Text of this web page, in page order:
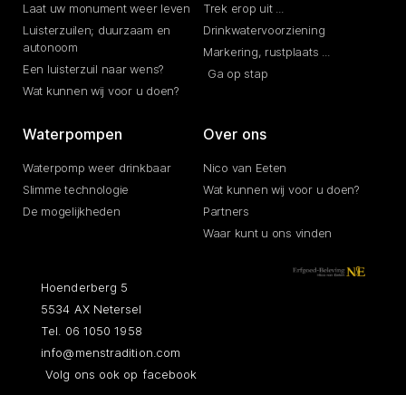
Laat uw monument weer leven
Luisterzuilen; duurzaam en
autonoom
Een luisterzuil naar wens?
Wat kunnen wij voor u doen?
Trek erop uit ...
Drinkwatervoorziening
Markering, rustplaats ...
Ga op stap
Waterpompen
Waterpomp weer drinkbaar
Slimme technologie
De mogelijkheden
Over ons
Nico van Eeten
Wat kunnen wij voor u doen?
Partners
Waar kunt u ons vinden
Hoenderberg 5
5534 AX Netersel
Tel. 06 1050 1958
info@menstradition.com
Volg ons ook op facebook